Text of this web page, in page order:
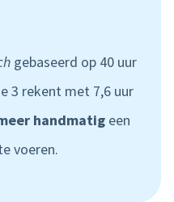
gebaseerd op 40 uur
3 rekent met 7,6 uur
handmatig een
voeren.